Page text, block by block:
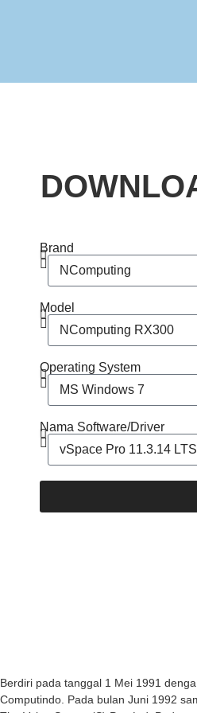
Brand
Model
Operating System
Nama Software/Driver
Berdiri pada tanggal 1 Mei 1991
Computindo. Pada bulan Juni 1992